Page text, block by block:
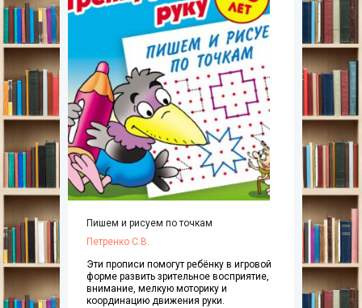
Пишем и рисуем по точкам
Петренко С.В.
Эти прописи помогут ребёнку в игровой
форме развить зрительное восприятие,
внимание, мелкую моторику и
координацию движения руки.